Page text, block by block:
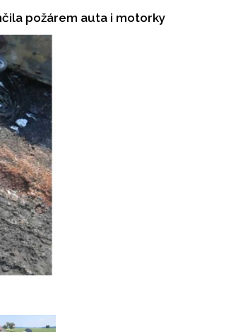
požárem auta i motorky